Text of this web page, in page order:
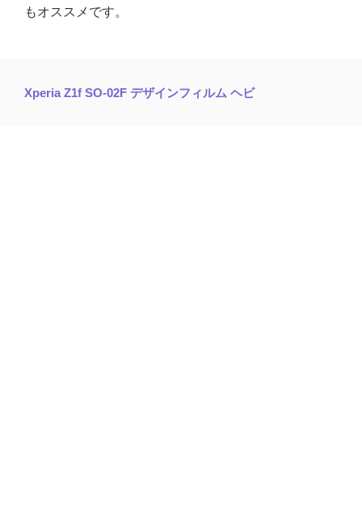
もオススメです。
Xperia Z1f SO-02F デザインフィルム ヘビ